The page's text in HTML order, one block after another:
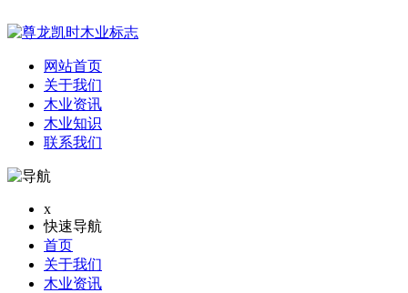
网站首页
关于我们
木业资讯
木业知识
联系我们
x
快速导航
首页
关于我们
木业资讯